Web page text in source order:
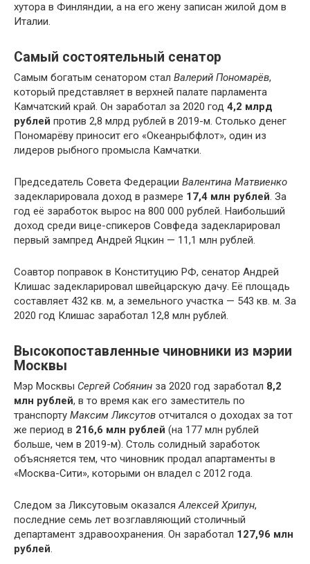
хутора в Финляндии, а на его жену записан жилой дом в
Италии.
Самый состоятельный сенатор
Самым богатым сенатором стал Валерий Пономарёв,
который представляет в верхней палате парламента
Камчатский край. Он заработал за 2020 год 4,2 млрд
рублей против 2,8 млрд рублей в 2019-м. Столько денег
Пономарёву приносит его «Океанрыбфлот», один из
лидеров рыбного промысла Камчатки.
Председатель Совета Федерации Валентина Матвиенко
задекларировала доход в размере 17,4 млн рублей. За
год её заработок вырос на 800 000 рублей. Наибольший
доход среди вице-спикеров Совфеда задекларировал
первый зампред Андрей Яцкин — 11,1 млн рублей.
Соавтор поправок в Конституцию РФ, сенатор Андрей
Клишас задекларировал швейцарскую дачу. Её площадь
составляет 432 кв. м, а земельного участка — 543 кв. м. За
2020 год Клишас заработал 12,8 млн рублей.
Высокопоставленные чиновники из мэрии
Москвы
Мэр Москвы Сергей Собянин за 2020 год заработал 8,2
млн рублей, в то время как его заместитель по
транспорту Максим Ликсутов отчитался о доходах за тот
же период в 216,6 млн рублей (на 177 млн рублей
больше, чем в 2019-м). Столь солидный заработок
объясняется тем, что чиновник продал апартаменты в
«Москва-Сити», которыми он владел с 2012 года.
Следом за Ликсутовым оказалсяАлексей Хрипун,
последние семь лет возглавляющий столичный
департамент здравоохранения. Он заработал 127,96 млн
рублей.